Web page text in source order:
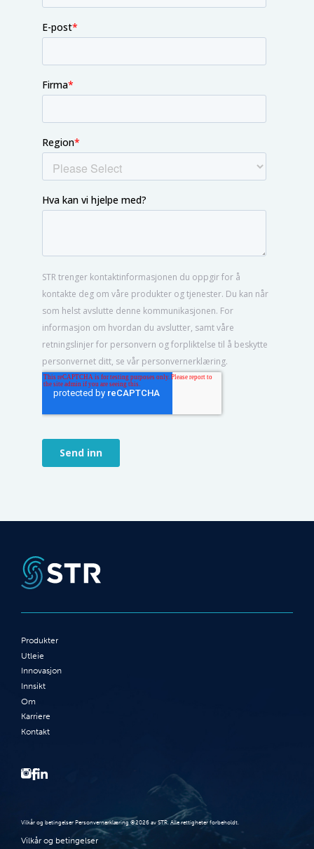
Produkter
Utleie
Innovasjon
Innsikt
Om
Karriere
Kontakt
Vilkår og betingelser Personvernerklæring ©2026 av STR. Alle rettigheter forbeholdt.
Vilkår og betingelser